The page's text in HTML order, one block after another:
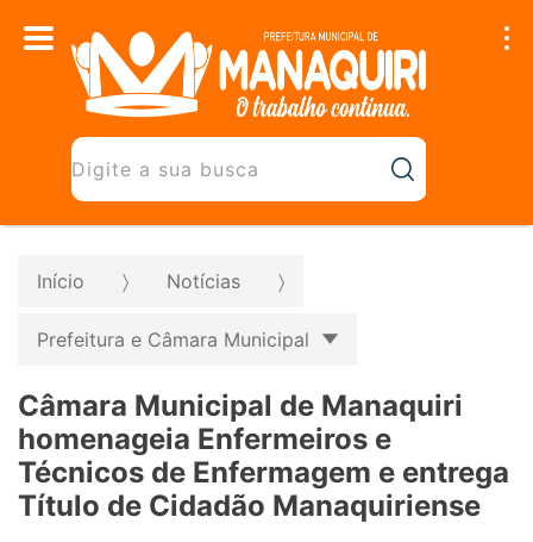
Início Notícias
Prefeitura e Câmara Municipal
Câmara Municipal de Manaquiri
homenageia Enfermeiros e
Técnicos de Enfermagem e entrega
Título de Cidadão Manaquiriense